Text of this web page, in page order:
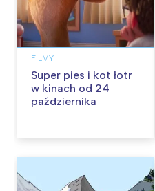
FILMY
Super pies i kot łotr
w kinach od 24
października